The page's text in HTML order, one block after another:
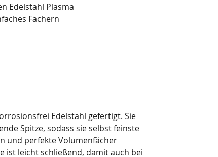
Edelstahl Plasma
Fächern
Edelstahl gefertigt. Sie
Spitze, sodass sie selbst feinste
und perfekte Volumenfächer
ist leicht schließend, damit auch bei